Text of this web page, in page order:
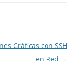
Gráficas con SSH
en Red →